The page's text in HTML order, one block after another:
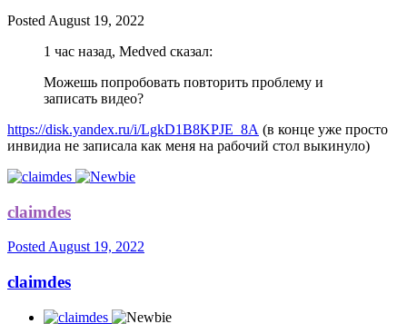
Posted August 19, 2022
1 час назад, Medved сказал:
Можешь попробовать повторить проблему и
записать видео?
https://disk.yandex.ru/i/LgkD1B8KPJE_8A (в конце уже просто
инвидиа не записала как меня на рабочий стол выкинуло)
claimdes
PostedAugust 19, 2022
claimdes